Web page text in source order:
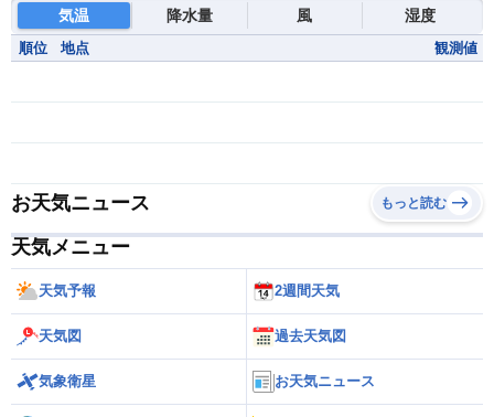
気温 降水量 風 湿度
順位 地点 観測値
お天気ニュース もっと読む
天気メニュー
天気予報 2週間天気
天気図 過去天気図
気象衛星 お天気ニュース